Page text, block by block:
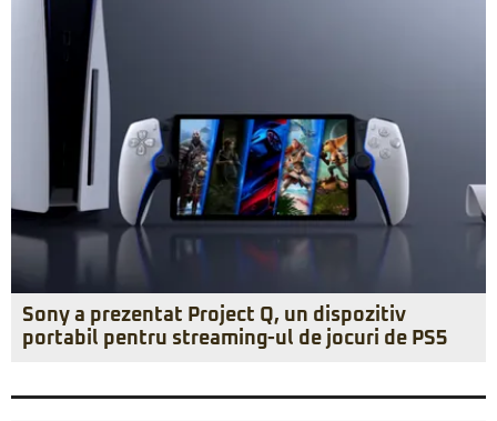
Sony a prezentat Project Q, un dispozitiv
portabil pentru streaming-ul de jocuri de PS5